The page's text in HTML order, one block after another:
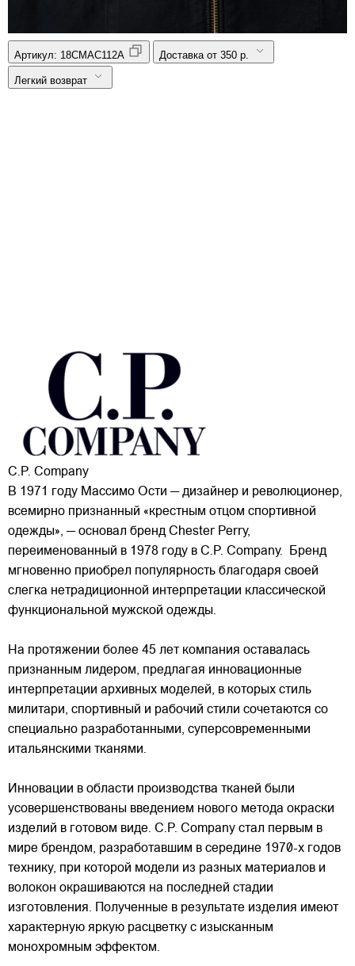
Артикул: 18CMAC112A Доставка от 350 р.
Легкий возврат
C.P. Company
В 1971 году Массимо Ости — дизайнер и революционер,
всемирно признанный «крестным отцом спортивной
одежды», — основал бренд Chester Perry,
переименованный в 1978 году в C.P. Company. Бренд
мгновенно приобрел популярность благодаря своей
слегка нетрадиционной интерпретации классической
функциональной мужской одежды.
На протяжении более 45 лет компания оставалась
признанным лидером, предлагая инновационные
интерпретации архивных моделей, в которых стиль
милитари, спортивный и рабочий стили сочетаются со
специально разработанными, суперсовременными
итальянскими тканями.
Инновации в области производства тканей были
усовершенствованы введением нового метода окраски
изделий в готовом виде. C.P. Company стал первым в
мире брендом, разработавшим в середине 1970-х годов
технику, при которой модели из разных материалов и
волокон окрашиваются на последней стадии
изготовления. Полученные в результате изделия имеют
характерную яркую расцветку с изысканным
монохромным эффектом.